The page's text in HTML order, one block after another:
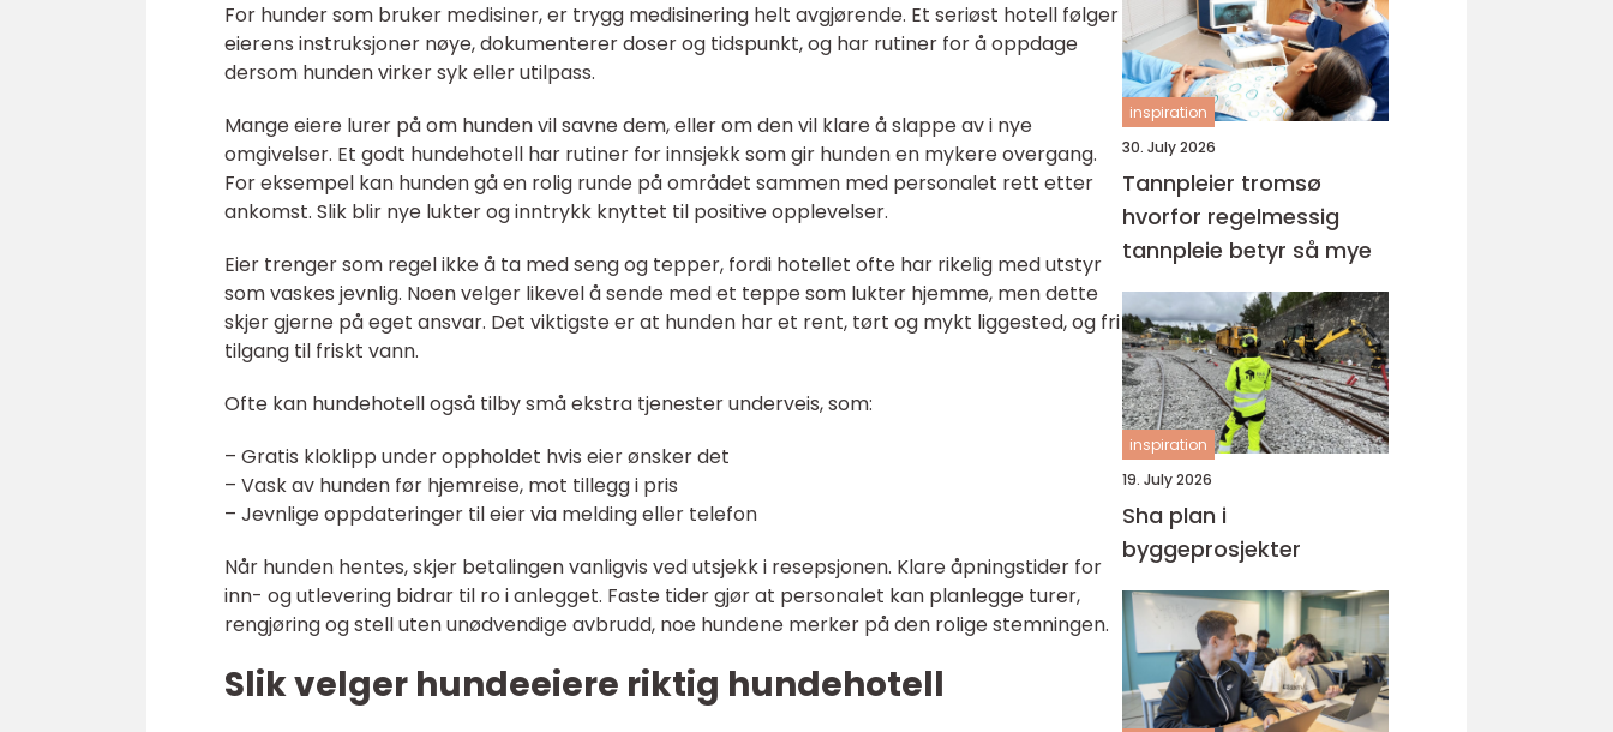
For hunder som bruker medisiner, er trygg medisinering helt avgjørende. Et seriøst hotell følger
eierens instruksjoner nøye, dokumenterer doser og tidspunkt, og har rutiner for å oppdage
dersom hunden virker syk eller utilpass.
Mange eiere lurer på om hunden vil savne dem, eller om den vil klare å slappe av i nye
omgivelser. Et godt hundehotell har rutiner for innsjekk som gir hunden en mykere overgang.
For eksempel kan hunden gå en rolig runde på området sammen med personalet rett etter
ankomst. Slik blir nye lukter og inntrykk knyttet til positive opplevelser.
Eier trenger som regel ikke å ta med seng og tepper, fordi hotellet ofte har rikelig med utstyr
som vaskes jevnlig. Noen velger likevel å sende med et teppe som lukter hjemme, men dette
skjer gjerne på eget ansvar. Det viktigste er at hunden har et rent, tørt og mykt liggested, og fri
tilgang til friskt vann.
Ofte kan hundehotell også tilby små ekstra tjenester underveis, som:
– Gratis kloklipp under oppholdet hvis eier ønsker det
– Vask av hunden før hjemreise, mot tillegg i pris
– Jevnlige oppdateringer til eier via melding eller telefon
Når hunden hentes, skjer betalingen vanligvis ved utsjekk i resepsjonen. Klare åpningstider for
inn- og utlevering bidrar til ro i anlegget. Faste tider gjør at personalet kan planlegge turer,
rengjøring og stell uten unødvendige avbrudd, noe hundene merker på den rolige stemningen.
Slik velger hundeeiere riktig hundehotell
inspiration
30. July 2026
Tannpleier tromsø
hvorfor regelmessig
tannpleie betyr så mye
inspiration
19. July 2026
Sha plan i
byggeprosjekter